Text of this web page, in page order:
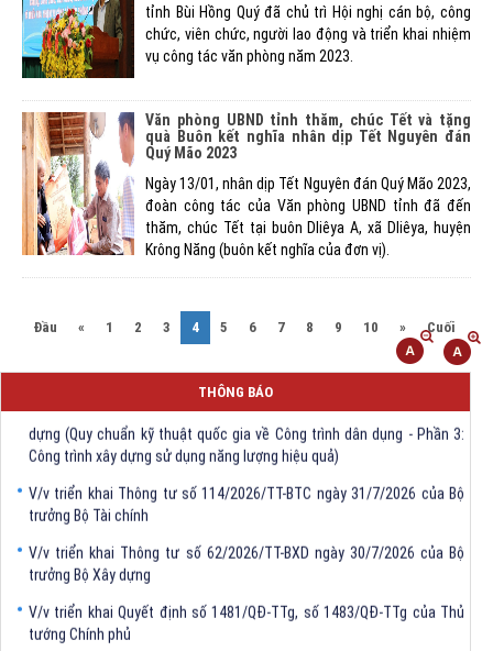
tỉnh Bùi Hồng Quý đã chủ trì Hội nghị cán bộ, công
chức, viên chức, người lao động và triển khai nhiệm
vụ công tác văn phòng năm 2023.
Văn phòng UBND tỉnh thăm, chúc Tết và tặng
quà Buôn kết nghĩa nhân dịp Tết Nguyên đán
Quý Mão 2023
Ngày 13/01, nhân dịp Tết Nguyên đán Quý Mão 2023,
đoàn công tác của Văn phòng UBND tỉnh đã đến
thăm, chúc Tết tại buôn Dliêya A, xã Dliêya, huyện
Krông Năng (buôn kết nghĩa của đơn vị).
Đầu « 1 2 3 4(current)
5 6 7 8 9 10 » Cuối
THÔNG BÁO
V/v triển khai Thông tư số 61/2026/TT-BXD ngày 30/7/2026 ủa Bộ Xây
Công trình xây dựng sử dụng năng lượng hiệu quả)
trưởng Bộ Tài chính
trưởng Bộ Xây dựng
tướng Chính phủ